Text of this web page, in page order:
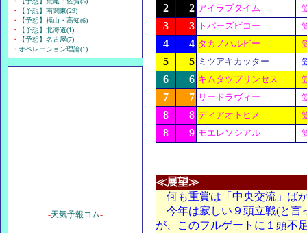
・
【予想】南関東(29)
・
【予想】福山・高知(6)
・
【予想】北海道(1)
・
【予想】名古屋(7)
・ オペレーション理論(1)
-天気予報コム-
2 2 アイラブタイム
3 3 トパーズビコー
4 4 タカノハルビー
5 5 ミツアキカッター
6 6 キムタツプリンセス
7 7 リードラヴィー
8 8 ディアオトヒメ
8 9 モエレソシアル
≪展望≫
何も重賞は「中央交流」ば
今年は寂しい９頭立戦(と言
が、このフルゲートに１頭不